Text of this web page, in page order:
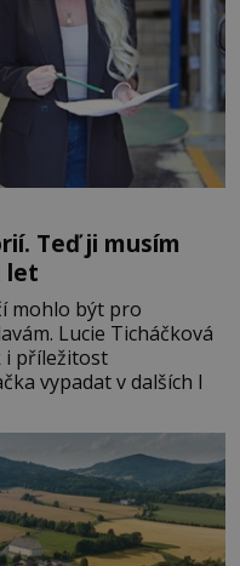
Teď ji musím
let
mohlo být pro
Lucie Ticháčková
i příležitost
vypadat v dalších l